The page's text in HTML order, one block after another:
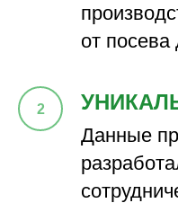
от
Данные